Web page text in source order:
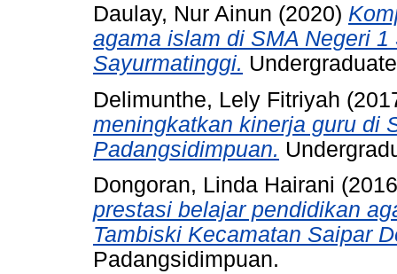
Daulay, Nur Ainun (2020)
agama islam di SMA Negeri
Sayurmatinggi.
Delimunthe, Lely Fitriyah
meningkatkan kinerja guru di
Padangsidimpuan.
Dongoran, Linda Hairani
prestasi belajar pendidikan
Tambiski Kecamatan Saipar
Padangsidimpuan.